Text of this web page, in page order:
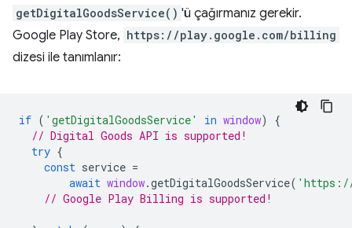
getDigitalGoodsService() 'ü çağırmanız gerekir.
Google Play Store, https://play.google.com/billing
dizesi ile tanımlanır:
if ( 'getDigitalGoodsService' in window)
{
// Digital Goods API is supported!
try {
const service =
await window.getDigitalGoodsService(
// Google Play Billing is supported!